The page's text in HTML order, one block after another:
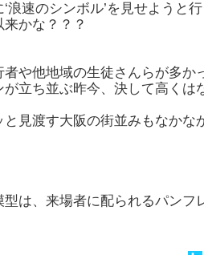
浪速のシンボル’を見せようと
かな？？？
者や他地域の生徒さんらが多か
が立ち並ぶ昨今、決して高くは
と見渡す大阪の街並みもなかな
型は、来場者に配られるパンフ